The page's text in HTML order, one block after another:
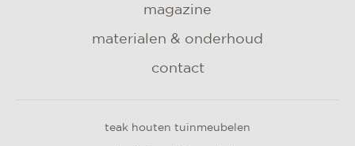
magazine
materialen & onderhoud
contact
teak houten tuinmeubelen